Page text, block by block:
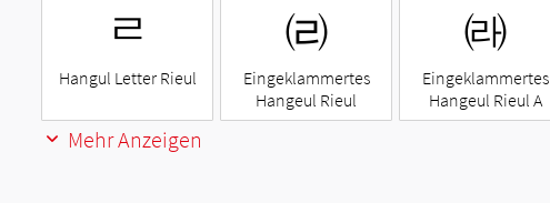
ㄹ
Hangul Letter Rieul
㈃
Eingeklammertes
Hangeul Rieul
㈑
Eingeklammertes
Hangeul Rieul A
Mehr Anzeigen